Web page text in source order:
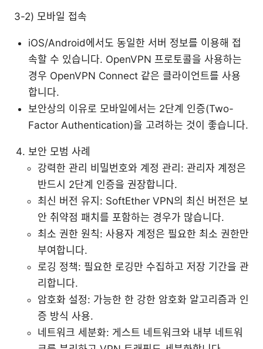
3-2) 모바일 접속
iOS/Android에서도 동일한 서버 정보를 이용해 접
속할 수 있습니다. OpenVPN 프로토콜을 사용하는
경우 OpenVPN Connect 같은 클라이언트를 사용
합니다.
보안상의 이유로 모바일에서는 2단계 인증(Two-
Factor Authentication)을 고려하는 것이 좋습니다.
보안 모범 사례
강력한 관리 비밀번호와 계정 관리: 관리자 계정은
반드시 2단계 인증을 권장합니다.
최신 버전 유지: SoftEther VPN의 최신 버전은 보
안 취약점 패치를 포함하는 경우가 많습니다.
최소 권한 원칙: 사용자 계정은 필요한 최소 권한만
부여합니다.
로깅 정책: 필요한 로깅만 수집하고 저장 기간을 관
리합니다.
암호화 설정: 가능한 한 강한 암호화 알고리즘과 인
증 방식 사용.
네트워크 세분화: 게스트 네트워크와 내부 네트워